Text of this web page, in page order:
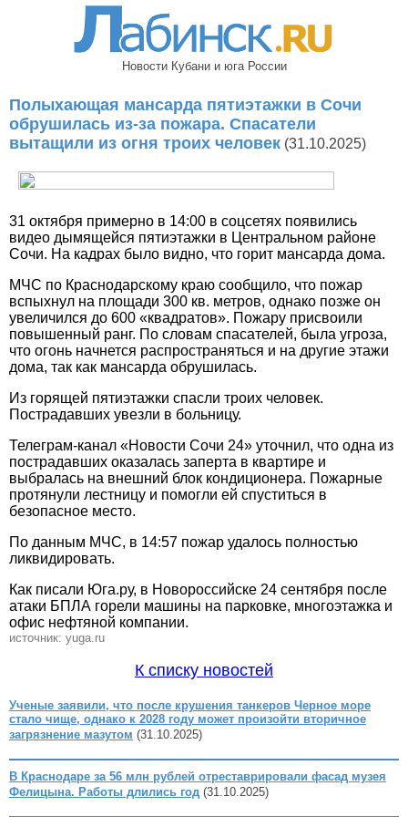
Новости Кубани и юга России
Полыхающая мансарда пятиэтажки в Сочи
обрушилась из-за пожара. Спасатели
вытащили из огня троих человек (31.10.2025)
31 октября примерно в 14:00 в соцсетях появились
видео дымящейся пятиэтажки в Центральном районе
Сочи. На кадрах было видно, что горит мансарда дома.
МЧС по Краснодарскому краю сообщило, что пожар
вспыхнул на площади 300 кв. метров, однако позже он
увеличился до 600 «квадратов». Пожару присвоили
повышенный ранг. По словам спасателей, была угроза,
что огонь начнется распространяться и на другие этажи
дома, так как мансарда обрушилась.
Из горящей пятиэтажки спасли троих человек.
Пострадавших увезли в больницу.
Телеграм-канал «Новости Сочи 24» уточнил, что одна из
пострадавших оказалась заперта в квартире и
выбралась на внешний блок кондиционера. Пожарные
протянули лестницу и помогли ей спуститься в
безопасное место.
По данным МЧС, в 14:57 пожар удалось полностью
ликвидировать.
Как писали Юга.ру, в Новороссийске 24 сентября после
атаки БПЛА горели машины на парковке, многоэтажка и
офис нефтяной компании.
источник: yuga.ru
К списку новостей
Ученые заявили, что после крушения танкеров Черное море
стало чище, однако к 2028 году может произойти вторичное
загрязнение мазутом (31.10.2025)
В Краснодаре за 56 млн рублей отреставрировали фасад музея
Фелицына. Работы длились год (31.10.2025)